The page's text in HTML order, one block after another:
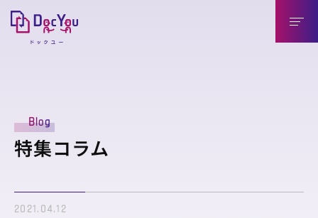
導入のメリット
導入企業様（送信側）
Blog
特集コラム
2021.04.12